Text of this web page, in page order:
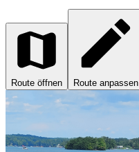
Route öffnen Route anpassen